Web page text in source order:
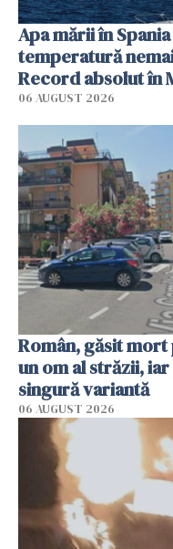
Apa mării în
temperatură
Record absolut în
06 AUGUST 2026
Român, găsit mort
un om al străzii,
singură variantă
06 AUGUST 2026